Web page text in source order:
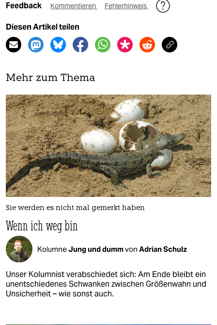
Feedback Kommentieren Fehlerhinweis
Diesen Artikel teilen
Mehr zum Thema
Sie werden es nicht mal gemerkt haben
Wenn ich weg bin
KolumneJung und dummvon Adrian Schulz
Unser Kolumnist verabschiedet sich: Am Ende bleibt ein
unentschiedenes Schwanken zwischen Größenwahn und
Unsicherheit – wie sonst auch.